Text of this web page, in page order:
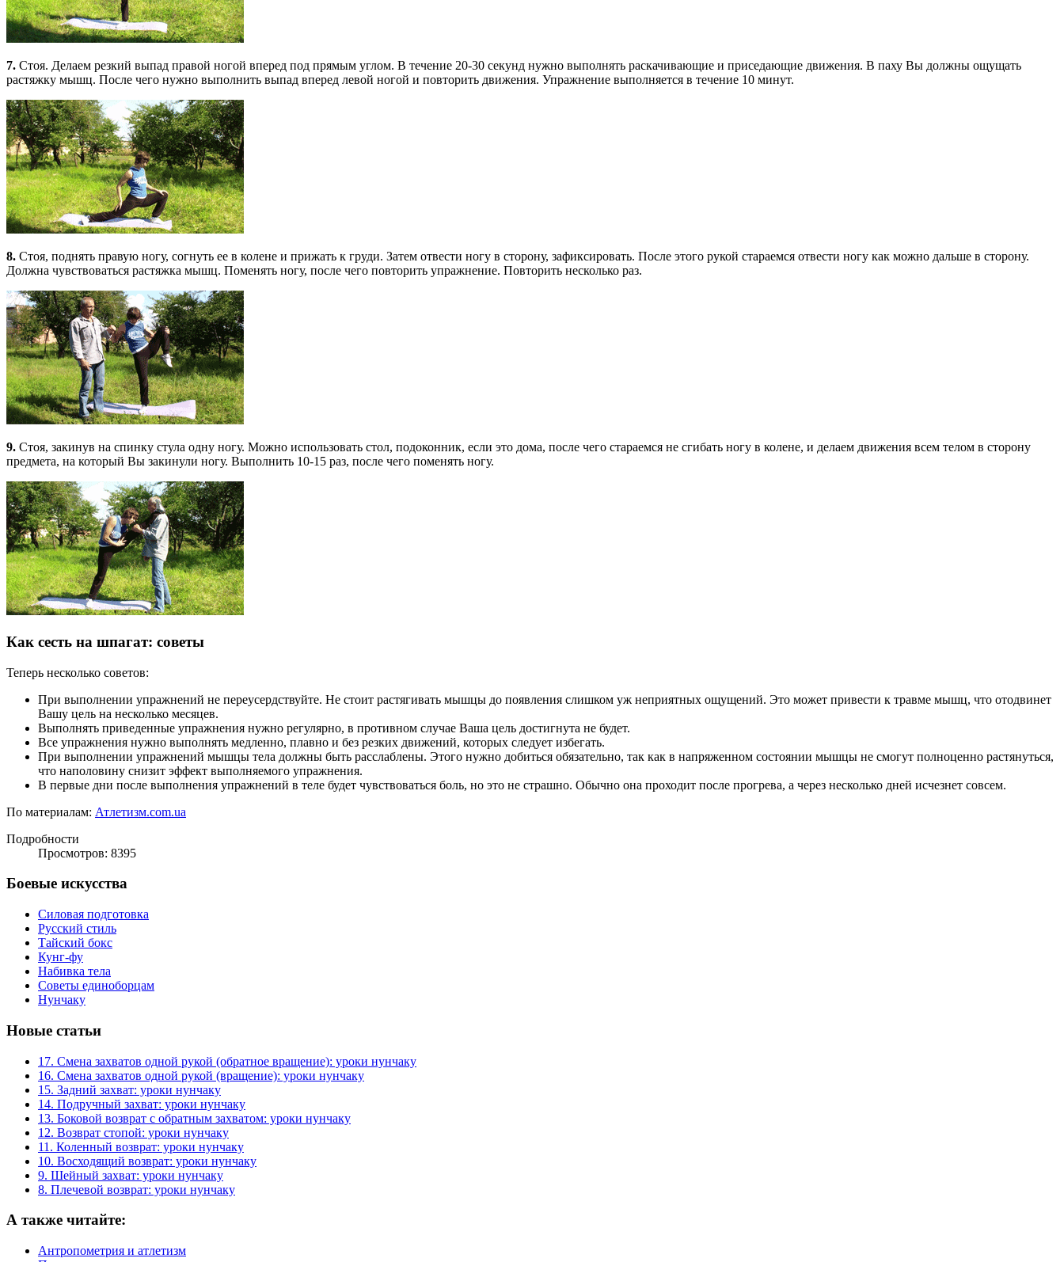
7. Стоя. Делаем резкий выпад правой ногой вперед под прямым углом. В течение 20-30 секунд нужно выполнять раскачивающие и приседающие движения. В паху Вы должны ощущать
растяжку мышц. После чего нужно выполнить выпад вперед левой ногой и повторить движения. Упражнение выполняется в течение 10 минут.
8. Стоя, поднять правую ногу, согнуть ее в колене и прижать к груди. Затем отвести ногу в сторону, зафиксировать. После этого рукой стараемся отвести ногу как можно дальше в сторону.
Должна чувствоваться растяжка мышц. Поменять ногу, после чего повторить упражнение. Повторить несколько раз.
9. Стоя, закинув на спинку стула одну ногу. Можно использовать стол, подоконник, если это дома, после чего стараемся не сгибать ногу в колене, и делаем движения всем телом в сторону
предмета, на который Вы закинули ногу. Выполнить 10-15 раз, после чего поменять ногу.
Как сесть на шпагат: советы
Теперь несколько советов:
При выполнении упражнений не переусердствуйте. Не стоит растягивать мышцы до появления слишком уж неприятных ощущений. Это может привести к травме мышц, что отодвинет
Вашу цель на несколько месяцев.
Выполнять приведенные упражнения нужно регулярно, в противном случае Ваша цель достигнута не будет.
Все упражнения нужно выполнять медленно, плавно и без резких движений, которых следует избегать.
При выполнении упражнений мышцы тела должны быть расслаблены. Этого нужно добиться обязательно, так как в напряженном состоянии мышцы не смогут полноценно растянуться,
что наполовину снизит эффект выполняемого упражнения.
В первые дни после выполнения упражнений в теле будет чувствоваться боль, но это не страшно. Обычно она проходит после прогрева, а через несколько дней исчезнет совсем.
По материалам: Атлетизм.com.ua
Подробности
Просмотров: 8395
Боевые искусства
Силовая подготовка
Русский стиль
Тайский бокс
Кунг-фу
Набивка тела
Советы единоборцам
Нунчаку
Новые статьи
17. Смена захватов одной рукой (обратное вращение): уроки нунчаку
16. Смена захватов одной рукой (вращение): уроки нунчаку
15. Задний захват: уроки нунчаку
14. Подручный захват: уроки нунчаку
13. Боковой возврат с обратным захватом: уроки нунчаку
12. Возврат стопой: уроки нунчаку
11. Коленный возврат: уроки нунчаку
10. Восходящий возврат: уроки нунчаку
9. Шейный захват: уроки нунчаку
8. Плечевой возврат: уроки нунчаку
А также читайте:
Антропометрия и атлетизм